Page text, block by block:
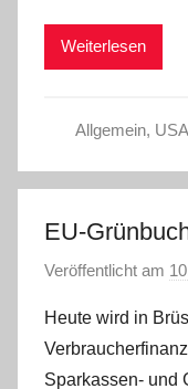
Weiterlesen
Allgemein, USA
EU-
Veröffentlicht am
Heute wird in
Sparkassen- und